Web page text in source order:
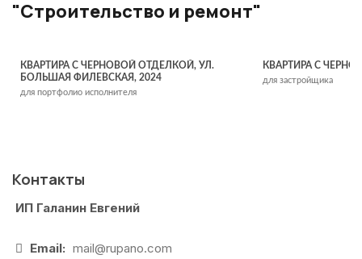
"Строительство и ремонт"
КВАРТИРА С ЧЕРНОВОЙ ОТДЕЛКОЙ, УЛ.
БОЛЬШАЯ ФИЛЕВСКАЯ, 2024
для портфолио исполнителя
КВАРТИРА С
для застройщика
Контакты
ИП Галанин Евгений
Email: mail@rupano.com